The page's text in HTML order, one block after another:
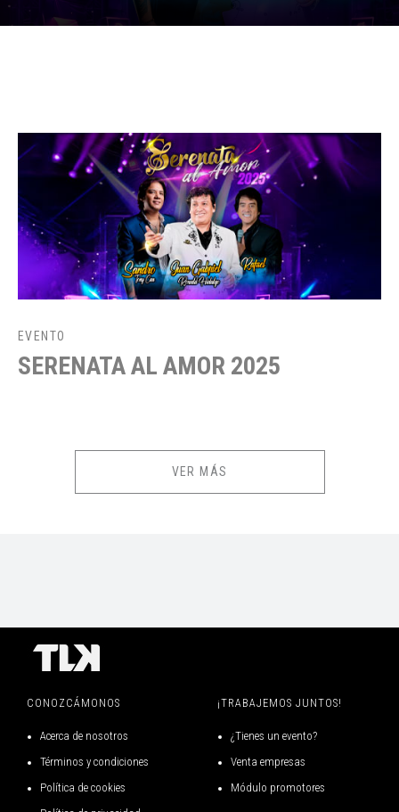
EVENTO
SERENATA AL AMOR 2025
INFORMACIÓN IMPORTANTE
Público recomendado:NIÑOS / FAMILIAR
La descarga de los E-tickets estará disponible desde 2 días antes
serán escaneados al ingreso por medio de dispositivos digitales. En
caso que el ticket o e-ticket esté roto, en mal estado o con indicios de
falsificación, la producción u organizador podrán NO AUTORIZAR la
VER MÁS
CONOZCÁMONOS
Acerca de nosotros
Términos y condiciones
Política de cookies
¡TRABAJEMOS JUNTOS!
¿Tienes un evento?
Venta empresas
Módulo promotores